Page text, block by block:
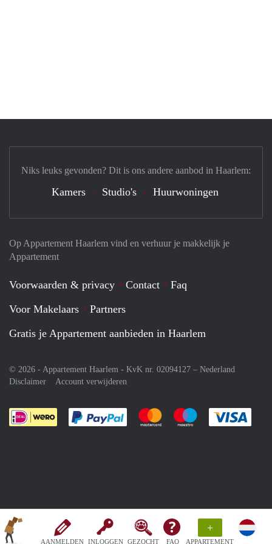
AANMELDEN INLOGGEN GEZOCHT FAQ
+
APPARTEMENT
Op Appartement Haarlem vind en verhuur je makkelijk je
Appartement
Voorwaarden & privacy Contact
Faq
Voor Makelaars
Partners
Gratis je Appartement aanbieden in Haarlem
© 2026 - Appartement Haarlem - KvK nr. 02094127 – Nederland
Disclaimer
Account verwijderen
Je rekent gemakkelijk af met Paypal
Je rekent gemakkelijk af met
Je rekent
Niks leuks gevonden? Dit is ons andere aanbod in Haarlem:
Kamers Studio's Huurwoningen